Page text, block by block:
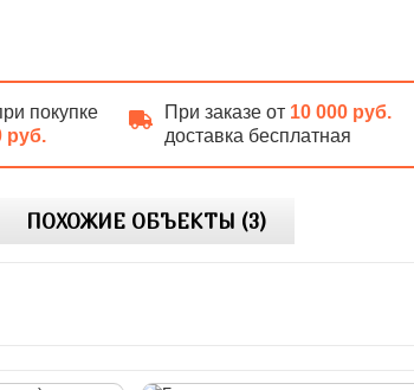
покупке
руб.
При заказе от 10 000 руб.
доставка бесплатная
ПОХОЖИЕ ОБЪЕКТЫ (3)